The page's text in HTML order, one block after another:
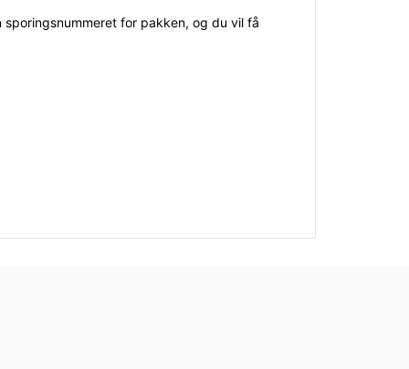
for pakken, og du vil få